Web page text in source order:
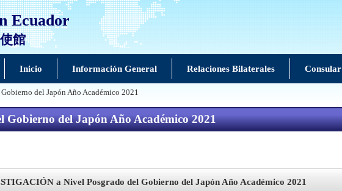
Ecuador
館
Inicio Información General Relaciones Bilaterales Consular
del Japón Año Académico 2021
Gobierno del Japón Año Académico 2021
a Nivel Posgrado del Gobierno del Japón Año Académico 2021